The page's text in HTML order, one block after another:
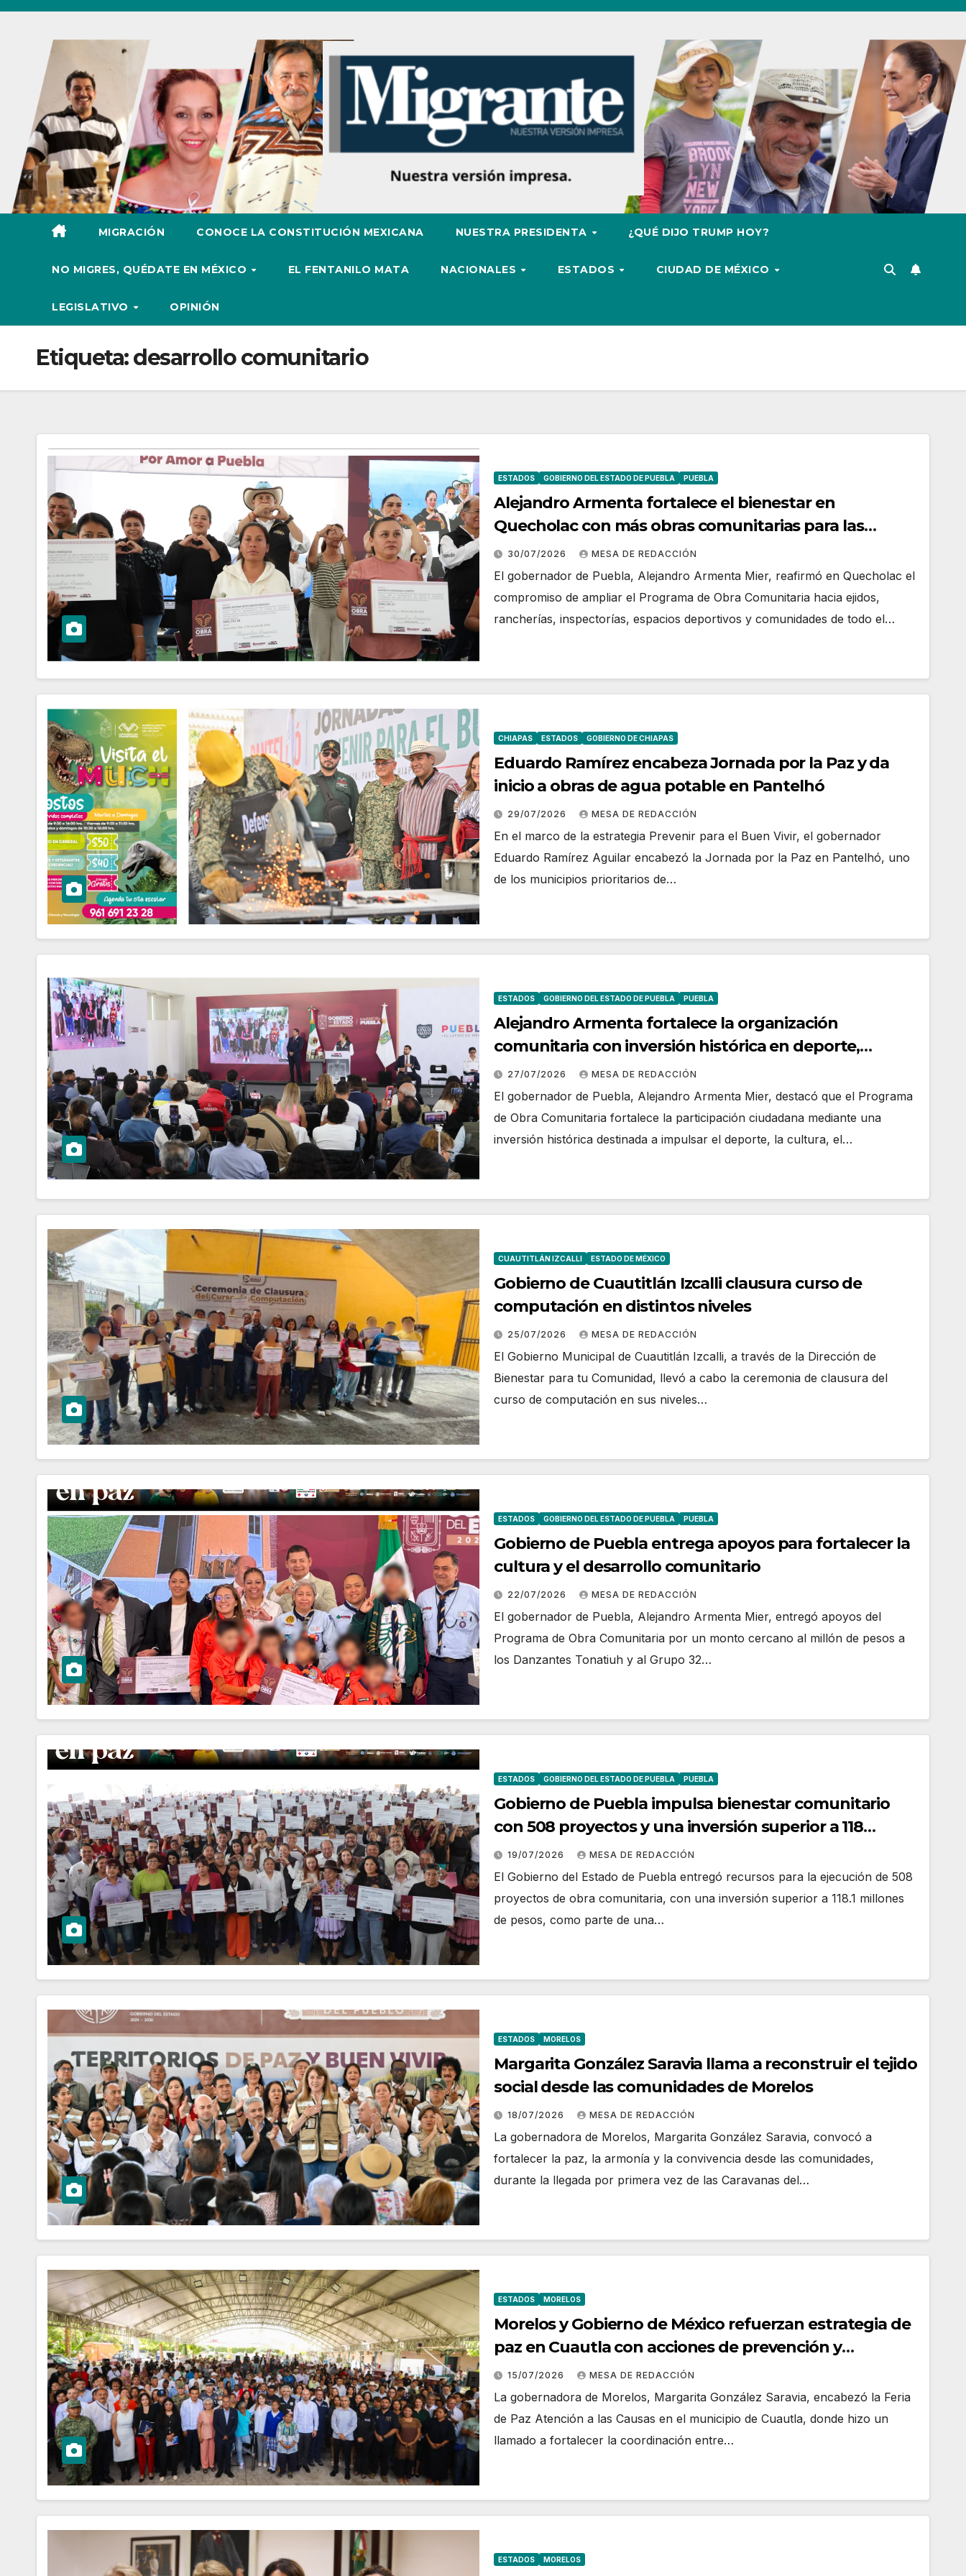
Ir
contenido
MIGRACIÓN CONOCE LA CONSTITUCIÓN MEXICANA NUESTRA PRESIDENTA ¿QUÉ DIJO TRUMP HOY?
NO MIGRES, QUÉDATE EN MÉXICO EL FENTANILO MATA NACIONALES ESTADOS CIUDAD DE MÉXICO
LEGISLATIVO OPINIÓN
Etiqueta:desarrollo comunitario
ESTADOS GOBIERNO DEL ESTADO DE PUEBLA PUEBLA
Alejandro Armenta fortalece el bienestar en
Quecholac con más obras comunitarias para las
familias
30/07/2026 MESA DE REDACCIÓN
El gobernador de Puebla, Alejandro Armenta Mier, reafirmó en Quecholac el
compromiso de ampliar el Programa de Obra Comunitaria hacia ejidos,
rancherías, inspectorías, espacios deportivos y comunidades de todo el…
CHIAPAS ESTADOS GOBIERNO DE CHIAPAS
Eduardo Ramírez encabeza Jornada por la Paz y da
inicio a obras de agua potable en Pantelhó
29/07/2026 MESA DE REDACCIÓN
En el marco de la estrategia Prevenir para el Buen Vivir, el gobernador
Eduardo Ramírez Aguilar encabezó la Jornada por la Paz en Pantelhó, uno
de los municipios prioritarios de…
ESTADOS GOBIERNO DEL ESTADO DE PUEBLA PUEBLA
Alejandro Armenta fortalece la organización
comunitaria con inversión histórica en deporte,
cultura y bienestar
27/07/2026 MESA DE REDACCIÓN
El gobernador de Puebla, Alejandro Armenta Mier, destacó que el Programa
de Obra Comunitaria fortalece la participación ciudadana mediante una
inversión histórica destinada a impulsar el deporte, la cultura, el…
CUAUTITLÁN IZCALLI ESTADO DE MÉXICO
Gobierno de Cuautitlán Izcalli clausura curso de
computación en distintos niveles
25/07/2026 MESA DE REDACCIÓN
El Gobierno Municipal de Cuautitlán Izcalli, a través de la Dirección de
Bienestar para tu Comunidad, llevó a cabo la ceremonia de clausura del
curso de computación en sus niveles…
ESTADOS GOBIERNO DEL ESTADO DE PUEBLA PUEBLA
Gobierno de Puebla entrega apoyos para fortalecer la
cultura y el desarrollo comunitario
22/07/2026 MESA DE REDACCIÓN
El gobernador de Puebla, Alejandro Armenta Mier, entregó apoyos del
Programa de Obra Comunitaria por un monto cercano al millón de pesos a
los Danzantes Tonatiuh y al Grupo 32…
ESTADOS GOBIERNO DEL ESTADO DE PUEBLA PUEBLA
Gobierno de Puebla impulsa bienestar comunitario
con 508 proyectos y una inversión superior a 118
millones de pesos
19/07/2026 MESA DE REDACCIÓN
El Gobierno del Estado de Puebla entregó recursos para la ejecución de 508
proyectos de obra comunitaria, con una inversión superior a 118.1 millones
de pesos, como parte de una…
ESTADOS MORELOS
Margarita González Saravia llama a reconstruir el tejido
social desde las comunidades de Morelos
18/07/2026 MESA DE REDACCIÓN
La gobernadora de Morelos, Margarita González Saravia, convocó a
fortalecer la paz, la armonía y la convivencia desde las comunidades,
durante la llegada por primera vez de las Caravanas del…
ESTADOS MORELOS
Morelos y Gobierno de México refuerzan estrategia de
paz en Cuautla con acciones de prevención y
bienestar
15/07/2026 MESA DE REDACCIÓN
La gobernadora de Morelos, Margarita González Saravia, encabezó la Feria
de Paz Atención a las Causas en el municipio de Cuautla, donde hizo un
llamado a fortalecer la coordinación entre…
ESTADOS MORELOS